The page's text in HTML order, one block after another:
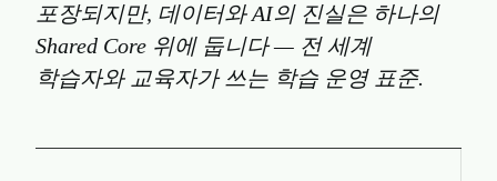
포장되지만, 데이터와 AI의 진실은 하나의
Shared Core 위에 둡니다 — 전 세계
학습자와 교육자가 쓰는 학습 운영 표준.